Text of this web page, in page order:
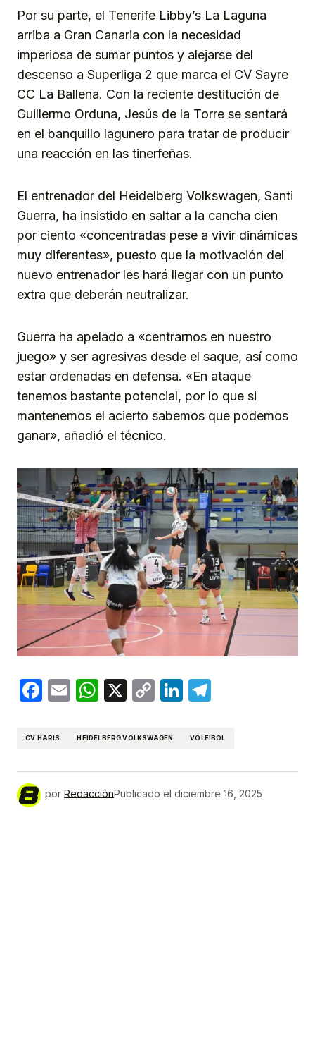
Por su parte, el Tenerife Libby’s La Laguna
arriba a Gran Canaria con la necesidad
imperiosa de sumar puntos y alejarse del
descenso a Superliga 2 que marca el CV Sayre
CC La Ballena. Con la reciente destitución de
Guillermo Orduna, Jesús de la Torre se sentará
en el banquillo lagunero para tratar de producir
una reacción en las tinerfeñas.
El entrenador del Heidelberg Volkswagen, Santi
Guerra, ha insistido en saltar a la cancha cien
por ciento «concentradas pese a vivir dinámicas
muy diferentes», puesto que la motivación del
nuevo entrenador les hará llegar con un punto
extra que deberán neutralizar.
Guerra ha apelado a «centrarnos en nuestro
juego» y ser agresivas desde el saque, así como
estar ordenadas en defensa. «En ataque
tenemos bastante potencial, por lo que si
mantenemos el acierto sabemos que podemos
ganar», añadió el técnico.
Facebook
EmailWhatsApp
X
CopyLinkedIn
CV HARIS HEIDELBERG VOLKSWAGEN VOLEIBOL
por RedacciónPublicado el diciembre 16, 2025